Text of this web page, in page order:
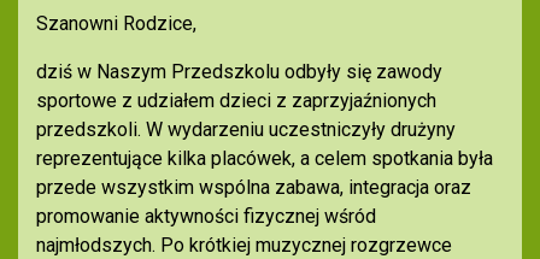
Szanowni Rodzice,
dziś w Naszym Przedszkolu odbyły się zawody
sportowe z udziałem dzieci z zaprzyjaźnionych
przedszkoli. W wydarzeniu uczestniczyły drużyny
reprezentujące kilka placówek, a celem spotkania była
przede wszystkim wspólna zabawa, integracja oraz
promowanie aktywności fizycznej wśród
najmłodszych. Po krótkiej muzycznej rozgrzewce